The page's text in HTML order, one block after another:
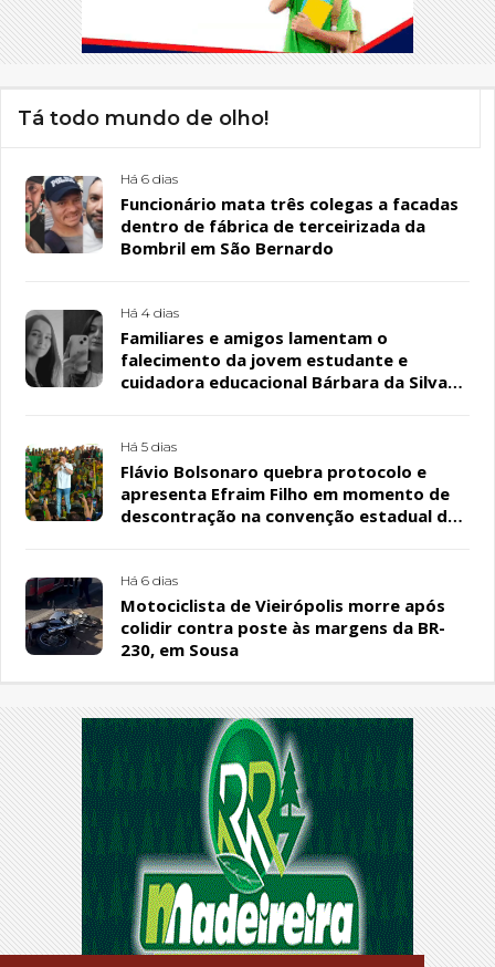
Tá todo mundo de olho!
Há 6 dias
Funcionário mata três colegas a facadas
dentro de fábrica de terceirizada da
Bombril em São Bernardo
Há 4 dias
Familiares e amigos lamentam o
falecimento da jovem estudante e
cuidadora educacional Bárbara da Silva
Há 5 dias
Flávio Bolsonaro quebra protocolo e
apresenta Efraim Filho em momento de
descontração na convenção estadual do
Há 6 dias
Motociclista de Vieirópolis morre após
colidir contra poste às margens da BR-
230, em Sousa